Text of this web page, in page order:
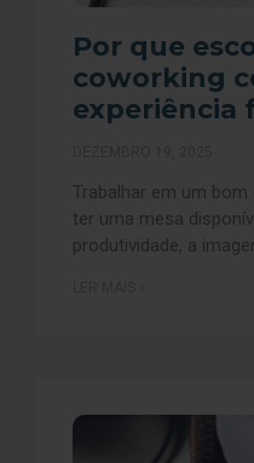
Por que
coworking
experiência
Trabalhar em um
ter uma mesa
produtividade, a